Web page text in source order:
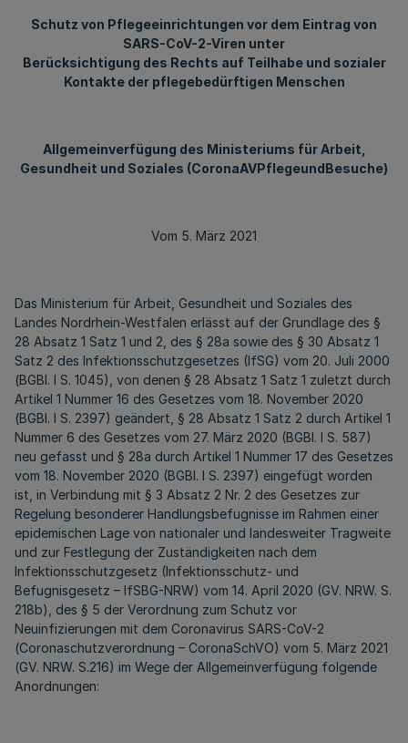
Schutz von Pflegeeinrichtungen vor dem Eintrag von
SARS-CoV-2-Viren unter
Berücksichtigung des Rechts auf Teilhabe und sozialer
Kontakte der pflegebedürftigen Menschen
Allgemeinverfügung des Ministeriums für Arbeit,
Gesundheit und Soziales (CoronaAVPflegeundBesuche)
Vom 5. März 2021
Das Ministerium für Arbeit, Gesundheit und Soziales des
Landes Nordrhein-Westfalen erlässt auf der Grundlage des §
28 Absatz 1 Satz 1 und 2, des § 28a sowie des § 30 Absatz 1
Satz 2 des Infektionsschutzgesetzes (IfSG) vom 20. Juli 2000
(BGBl. I S. 1045), von denen § 28 Absatz 1 Satz 1 zuletzt durch
Artikel 1 Nummer 16 des Gesetzes vom 18. November 2020
(BGBl. I S. 2397) geändert, § 28 Absatz 1 Satz 2 durch Artikel 1
Nummer 6 des Gesetzes vom 27. März 2020 (BGBl. I S. 587)
neu gefasst und § 28a durch Artikel 1 Nummer 17 des Gesetzes
vom 18. November 2020 (BGBl. I S. 2397) eingefügt worden
ist, in Verbindung mit § 3 Absatz 2 Nr. 2 des Gesetzes zur
Regelung besonderer Handlungsbefugnisse im Rahmen einer
epidemischen Lage von nationaler und landesweiter Tragweite
und zur Festlegung der Zuständigkeiten nach dem
Infektionsschutzgesetz (Infektionsschutz- und
Befugnisgesetz – IfSBG-NRW) vom 14. April 2020 (GV. NRW. S.
218b), des § 5 der Verordnung zum Schutz vor
Neuinfizierungen mit dem Coronavirus SARS-CoV-2
(Coronaschutzverordnung – CoronaSchVO) vom 5. März 2021
(GV. NRW. S.216) im Wege der Allgemeinverfügung folgende
Anordnungen: